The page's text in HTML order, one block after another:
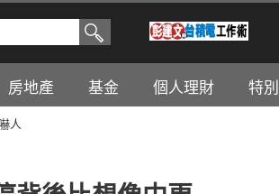
房地產 基金 個人理財 特
人